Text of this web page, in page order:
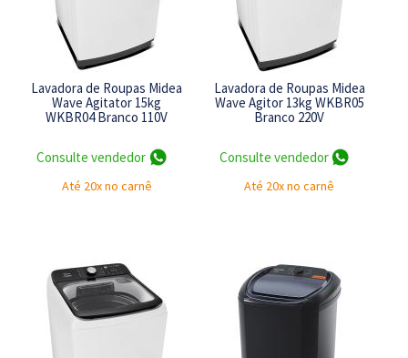
Lavadora de Roupas Midea
Wave Agitator 15kg
WKBR04 Branco 110V
Consulte vendedor
Até 20x no carnê
Lavadora de Roupas Midea
Wave Agitor 13kg WKBR05
Branco 220V
Consulte vendedor
Até 20x no carnê